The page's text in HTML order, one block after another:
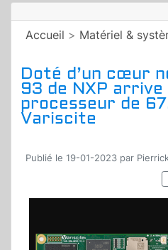
Accueil > Matériel &
Doté d’un cœur
93 de NXP arrive
processeur de
Variscite
Publié le 19-01-2023 par